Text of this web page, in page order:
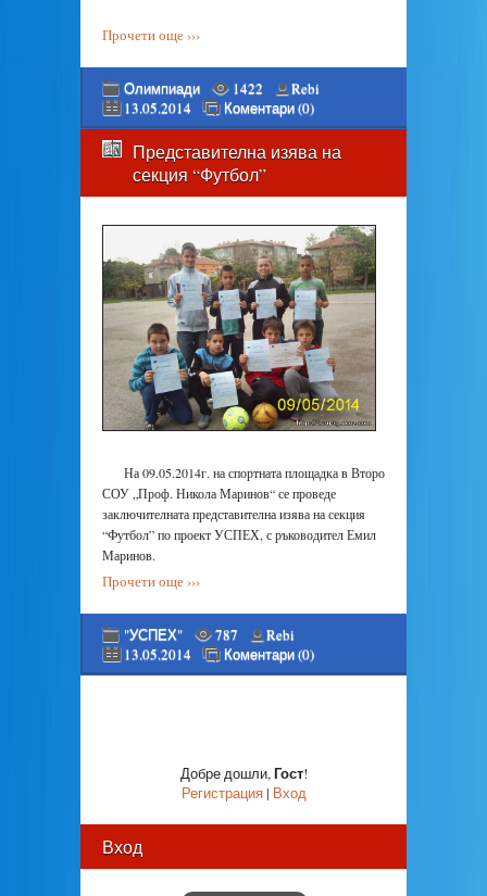
Прочети още ›››
Олимпиади 1422
Rebi
13.05.2014
Коментари (0)
Представителна изява на
секция “Футбол”
На 09.05.2014г. на спортната площадка в Второ
СОУ „Проф. Никола Маринов“ се проведе
заключителната представителна изява на секция
“Футбол” по проект УСПЕХ, с ръководител Емил
Маринов.
Прочети още ›››
"УСПЕХ" 787
Rebi
13.05.2014
Коментари (0)
Добре дошли,Гост!
Регистрация| Вход
Вход